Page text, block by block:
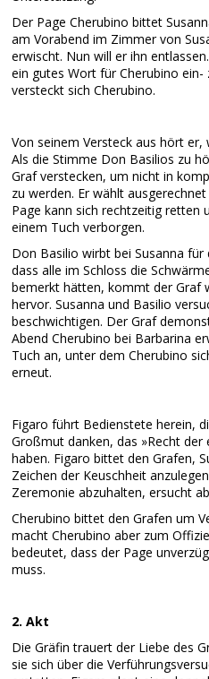
Der Page Cherubino bittet
am Vorabend im Zimmer von
erwischt. Nun will er ihn
ein gutes Wort für Cherubino
versteckt sich Cherubino.
Von seinem Versteck aus hört er,
Als die Stimme Don Basilios zu
Graf verstecken, um nicht in
zu werden. Er wählt
Page kann sich rechtzeitig retten
einem Tuch verborgen.
Don Basilio wirbt bei Susanna für
dass alle im Schloss die
bemerkt hätten, kommt der Graf
hervor. Susanna und Basilio
beschwichtigen. Der Graf
Abend Cherubino bei Barbarina
Tuch an, unter dem Cherubino
erneut.
Figaro führt Bedienstete herein,
Großmut danken, das »Recht
haben. Figaro bittet den Grafen,
Zeichen der Keuschheit
Zeremonie abzuhalten, ersucht
Cherubino bittet den Grafen um
macht Cherubino aber zum
bedeutet, dass der Page
muss.
2. Akt
Die Gräfin trauert der Liebe des
sie sich über die